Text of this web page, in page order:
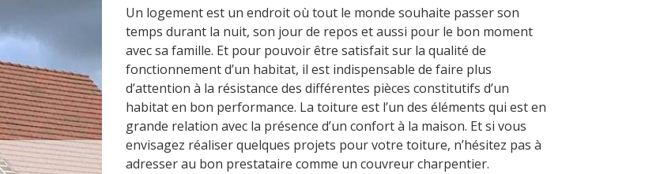
Un logement est un endroit où tout le monde souhaite passer son
temps durant la nuit, son jour de repos et aussi pour le bon moment
avec sa famille. Et pour pouvoir être satisfait sur la qualité de
fonctionnement d’un habitat, il est indispensable de faire plus
d’attention à la résistance des différentes pièces constitutifs d’un
habitat en bon performance. La toiture est l’un des éléments qui est en
grande relation avec la présence d’un confort à la maison. Et si vous
envisagez réaliser quelques projets pour votre toiture, n’hésitez pas à
adresser au bon prestataire comme un couvreur charpentier.